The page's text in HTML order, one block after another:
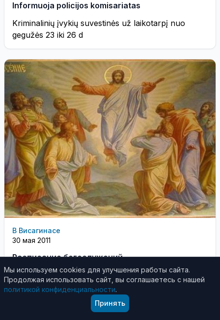
Informuoja policijos komisariatas
Kriminalinių įvykių suvestinės už laikotarpį nuo
gegužės 23 iki 26 d
В Висагинасе
30 мая 2011
Расписание богослужений
Расписание богослужений в храме
св.вмч.Пантелеимона с 30 мая по 5 июня
Мы используем cookies для улучшения работы сайта.
Продолжая использовать сайт, вы соглашаетесь с нашей
политикой конфиденциальности.
Принять